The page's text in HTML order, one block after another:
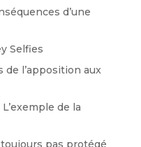
d’une
Selfies
de l’apposition aux
de la
pas protégé